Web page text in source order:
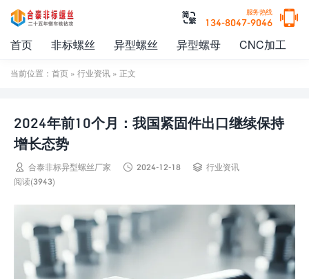
服务热线
134-8047-9046 

首页 非标螺丝 异型螺丝 异型螺母 CNC加工
当前位置： 首页 » 行业资讯 » 正文
2024年前10个月：我国紧固件出口继续保持
增长态势
 合泰非标异型螺丝厂家  2024-12-18  行业资讯
阅读(3943)